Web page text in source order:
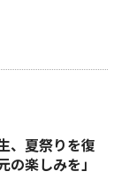
夏祭りを復
楽しみを」